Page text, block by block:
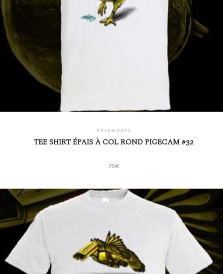
Vêtements
TEE SHIRT ÉPAIS À COL ROND PIGECAM #32
25€